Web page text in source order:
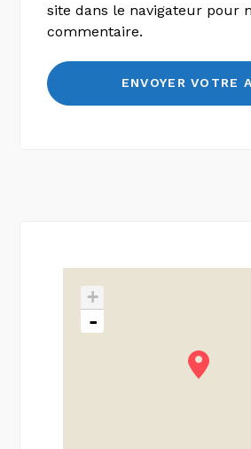
site dans le navigateur pour
commentaire.
+
-